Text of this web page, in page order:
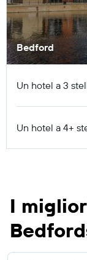
Bedford
Un hotel a 3
Un hotel a 4+
I